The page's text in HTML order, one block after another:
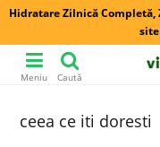
Hidratare Zilnică Completă,
Meniu Caută
ceea ce iti doresti